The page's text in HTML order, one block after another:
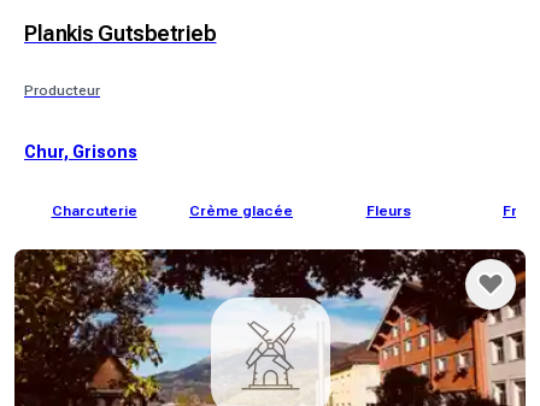
Plankis Gutsbetrieb
Producteur
Chur, Grisons
Charcuterie Crème glacée Fleurs